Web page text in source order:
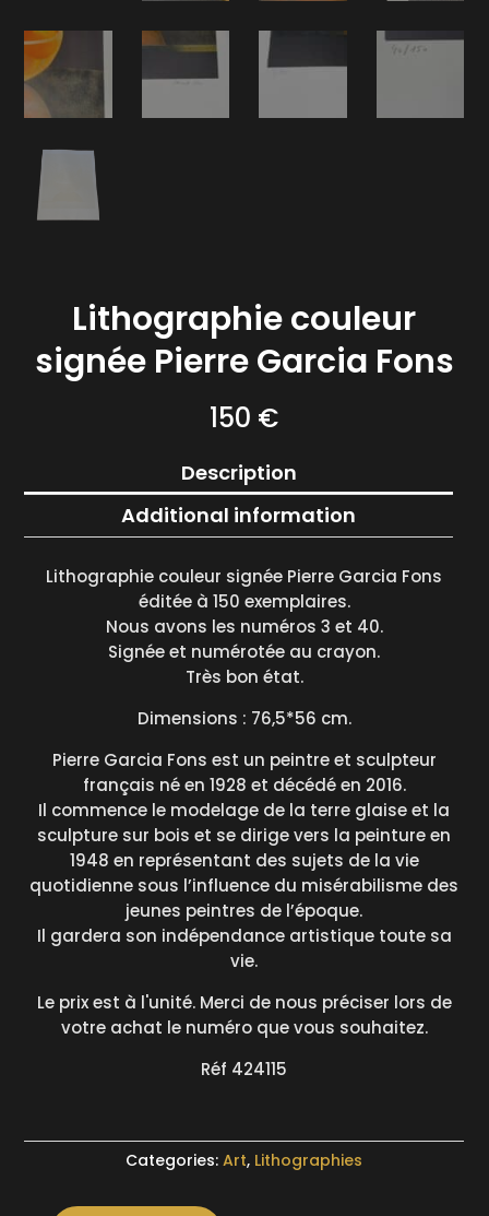
Lithographie couleur
signée Pierre Garcia Fons
150 €
Description
Additional information
Lithographie couleur signée Pierre Garcia Fons
éditée à 150 exemplaires.
Nous avons les numéros 3 et 40.
Signée et numérotée au crayon.
Très bon état.
Dimensions : 76,5*56 cm.
Pierre Garcia Fons est un peintre et sculpteur
français né en 1928 et décédé en 2016.
Il commence le modelage de la terre glaise et la
sculpture sur bois et se dirige vers la peinture en
1948 en représentant des sujets de la vie
quotidienne sous l’influence du misérabilisme des
jeunes peintres de l’époque.
Il gardera son indépendance artistique toute sa
vie.
Le prix est à l'unité. Merci de nous préciser lors de
votre achat le numéro que vous souhaitez.
Réf 424115
Categories:Art, Lithographies